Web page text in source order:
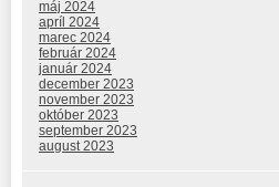
máj 2024
apríl 2024
marec 2024
február 2024
január 2024
december 2023
november 2023
október 2023
september 2023
august 2023